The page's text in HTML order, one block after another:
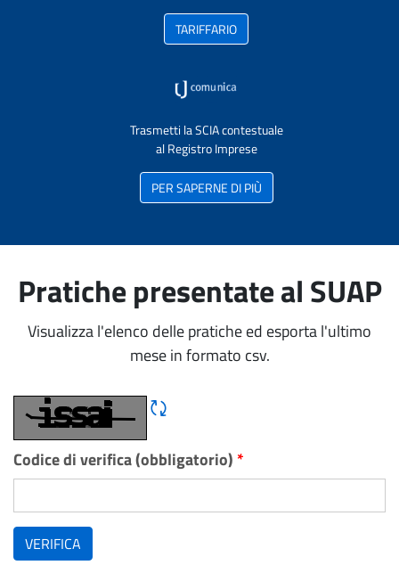
TARIFFARIO
Trasmetti la SCIA contestuale
al Registro Imprese
PER SAPERNE DI PIÙ
Pratiche presentate al SUAP
Visualizza l'elenco delle pratiche ed esporta l'ultimo
mese in formato csv.
Rigene CAPTCHA
Codice di verifica (obbligatorio) *
VERIFICA